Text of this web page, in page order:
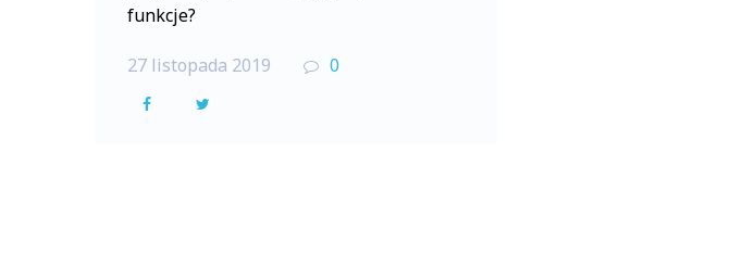
funkcje?
27 listopada 2019 0
F